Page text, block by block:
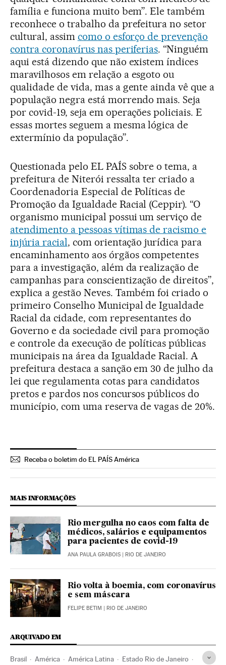
família e funciona muito bem”. Ele também
reconhece o trabalho da prefeitura no setor
cultural, assim como o esforço de prevenção
contra coronavírus nas periferias. “Ninguém
aqui está dizendo que não existem índices
maravilhosos em relação a esgoto ou
qualidade de vida, mas a gente ainda vê que a
população negra está morrendo mais. Seja
por covid-19, seja em operações policiais. E
essas mortes seguem a mesma lógica de
extermínio da população”.
Questionada pelo EL PAÍS sobre o tema, a
prefeitura de Niterói ressalta ter criado a
Coordenadoria Especial de Políticas de
Promoção da Igualdade Racial (Ceppir). “O
organismo municipal possui um serviço de
atendimento a pessoas vítimas de racismo e
injúria racial, com orientação jurídica para
encaminhamento aos órgãos competentes
para a investigação, além da realização de
campanhas para conscientização de direitos”,
explica a gestão Neves. Também foi criado o
primeiro Conselho Municipal de Igualdade
Racial da cidade, com representantes do
Governo e da sociedade civil para promoção
e controle da execução de políticas públicas
municipais na área da Igualdade Racial. A
prefeitura destaca a sanção em 30 de julho da
lei que regulamenta cotas para candidatos
pretos e pardos nos concursos públicos do
município, com uma reserva de vagas de 20%.
Receba o boletim do EL PAÍS América
MAIS INFORMAÇÕES
Rio mergulha no caos com falta de
médicos, salários e equipamentos
para pacientes de covid-19
ANA PAULA GRABOIS | RIO DE JANEIRO
Rio volta à boemia, com coronavírus
e sem máscara
FELIPE BETIM | RIO DE JANEIRO
ARQUIVADO EM
Brasil América América Latina Estado Rio de Janeiro